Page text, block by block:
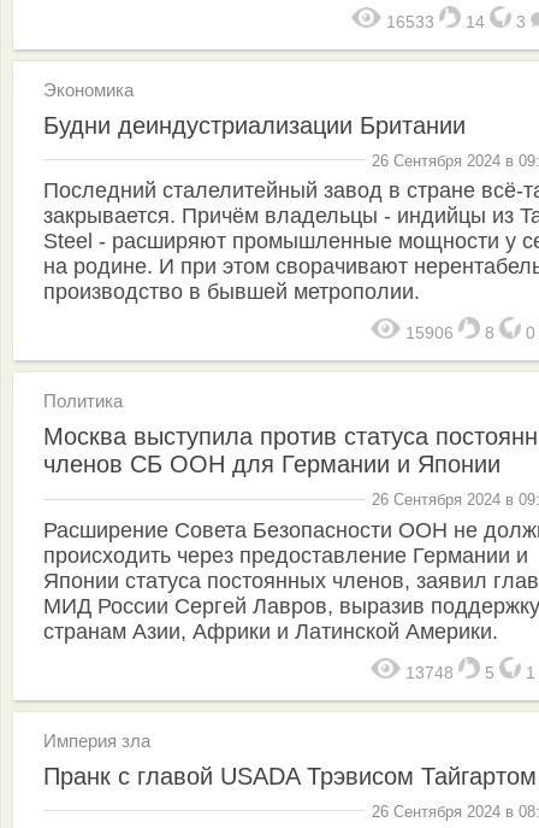
16533 14 3
Экономика
Будни деиндустриализации Британии
26 Сентября 2024 в
Последний сталелитейный завод в стране всё-
закрывается. Причём владельцы - индийцы из
Steel - расширяют промышленные мощности у
на родине. И при этом сворачивают
производство в бывшей метрополии.
15906 8 0
Политика
Москва выступила против статуса
членов СБ ООН для Германии и Японии
26 Сентября 2024 в
Расширение Совета Безопасности ООН не
происходить через предоставление Германии и
Японии статуса постоянных членов, заявил
МИД России Сергей Лавров, выразив поддержку
странам Азии, Африки и Латинской Америки.
13748 5 1
Империя зла
Пранк с главой USADA Трэвисом Тайгартом
26 Сентября 2024 в